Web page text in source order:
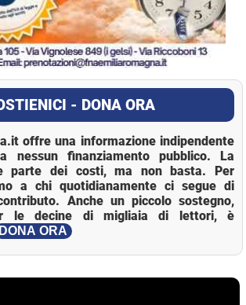
- DONA ORA
offre una informazione indipendente
nessun finanziamento pubblico. La
parte dei costi, ma non basta. Per
a chi quotidianamente ci segue di
Anche un piccolo sostegno,
le decine di migliaia di lettori, è
DONA ORA